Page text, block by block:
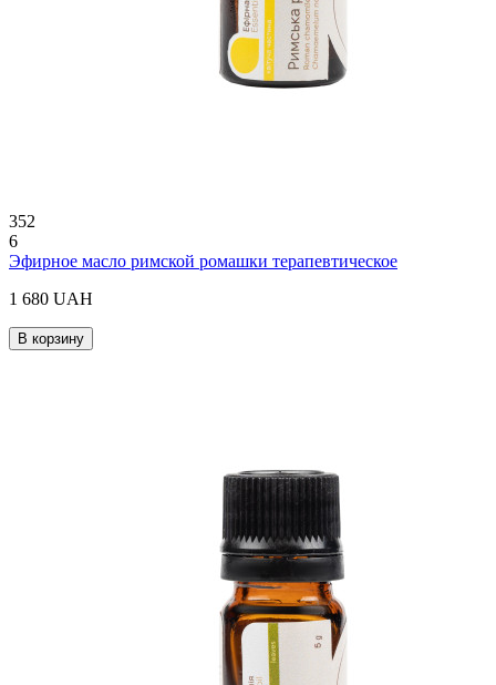
352
6
Эфирное масло римской ромашки терапевтическое
1 680 UAH
В корзину